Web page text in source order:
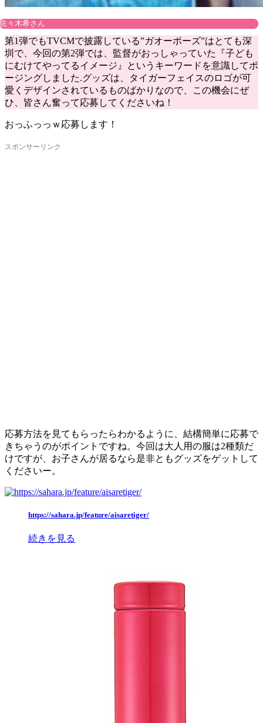
佐々木希さん
第1弾でもTVCMで披露している”ガオーポーズ”はとても深
圳で、今回の第2弾では、監督がおっしゃっていた『子ども
にむけてやってるイメージ』というキーワードを意識してポ
ージングしました.グッズは、タイガーフェイスのロゴが可
愛くデザインされているものばかりなので、この機会にぜ
ひ、皆さん奮って応募してくださいね！
おっふっっｗ応募します！
応募方法を見てもらったらわかるように、結構簡単に応募で
きちゃうのがポイントですね。今回は大人用の服は2種類だ
けですが、お子さんが居るなら是非ともグッズをゲットして
くださいー。
https://sahara.jp/feature/aisaretiger/
続きを見る